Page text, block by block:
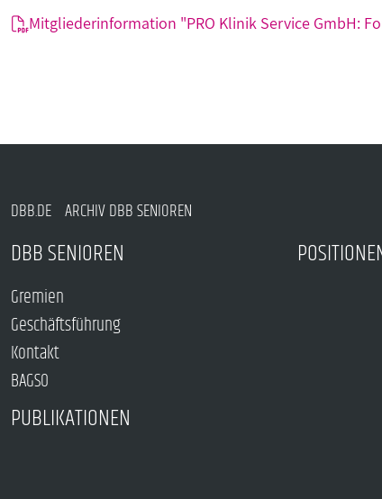
Mitgliederinformation "PRO Klinik Service GmbH:
DBB.DE ARCHIV DBB SENIOREN
DBB SENIOREN
Gremien
Geschäftsführung
Kontakt
BAGSO
PUBLIKATIONEN